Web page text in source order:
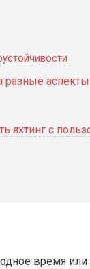
разные
с
время или